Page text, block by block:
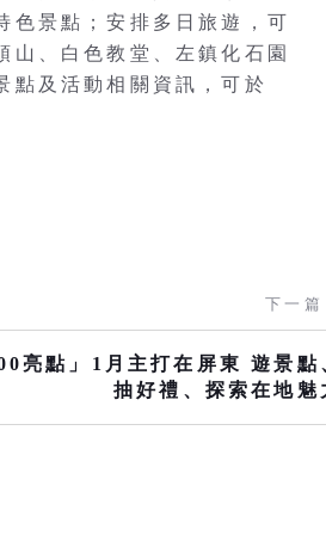
色景點；安排多日旅遊，可
山、白色教堂、左鎮化石園
點及活動相關資訊，可於
下一篇
亮點」1月主打在屏東 遊景點
抽好禮、探索在地魅